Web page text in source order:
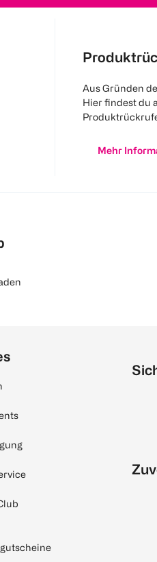
Aus Gründen
Hier findest du
Mehr